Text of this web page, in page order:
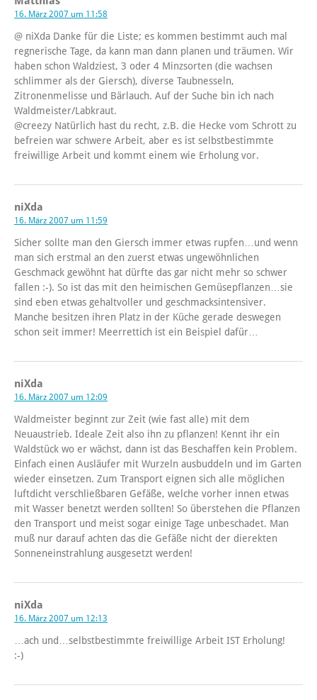
16. März 2007 um 11:58
@ niXda Danke für die Liste; es kommen bestimmt auch mal
regnerische Tage, da kann man dann planen und träumen. Wir
haben schon Waldziest, 3 oder 4 Minzsorten (die wachsen
schlimmer als der Giersch), diverse Taubnesseln,
Zitronenmelisse und Bärlauch. Auf der Suche bin ich nach
Waldmeister/Labkraut.
@creezy Natürlich hast du recht, z.B. die Hecke vom Schrott zu
befreien war schwere Arbeit, aber es ist selbstbestimmte
freiwillige Arbeit und kommt einem wie Erholung vor.
niXda
16. März 2007 um 11:59
Sicher sollte man den Giersch immer etwas rupfen…und wenn
man sich erstmal an den zuerst etwas ungewöhnlichen
Geschmack gewöhnt hat dürfte das gar nicht mehr so schwer
fallen :-). So ist das mit den heimischen Gemüsepflanzen…sie
sind eben etwas gehaltvoller und geschmacksintensiver.
Manche besitzen ihren Platz in der Küche gerade deswegen
schon seit immer! Meerrettich ist ein Beispiel dafür…
niXda
16. März 2007 um 12:09
Waldmeister beginnt zur Zeit (wie fast alle) mit dem
Neuaustrieb. Ideale Zeit also ihn zu pflanzen! Kennt ihr ein
Waldstück wo er wächst, dann ist das Beschaffen kein Problem.
Einfach einen Ausläufer mit Wurzeln ausbuddeln und im Garten
wieder einsetzen. Zum Transport eignen sich alle möglichen
luftdicht verschließbaren Gefäße, welche vorher innen etwas
mit Wasser benetzt werden sollten! So überstehen die Pflanzen
den Transport und meist sogar einige Tage unbeschadet. Man
muß nur darauf achten das die Gefäße nicht der dierekten
Sonneneinstrahlung ausgesetzt werden!
niXda
16. März 2007 um 12:13
…ach und…selbstbestimmte freiwillige Arbeit IST Erholung!
:-)